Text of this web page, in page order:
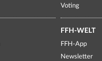
Voting
FFH-WELT
FFH-App
Newsletter